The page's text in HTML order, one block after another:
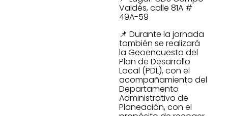
Valdés, calle 81A #
49A-59
📌 Durante la jornada
también se realizará
la Geoencuesta del
Plan de Desarrollo
Local (PDL), con el
acompañamiento del
Departamento
Administrativo de
Planeación, con el